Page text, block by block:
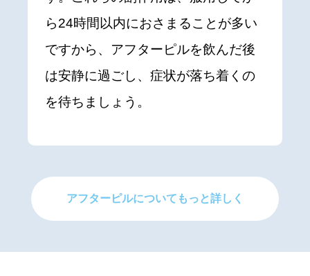
ら24時間以内におさまることが多い
ですから、アフターピルを飲んだ後
は安静に過ごし、症状が落ち着くの
を待ちましょう。
アフターピルについてもっと詳しく